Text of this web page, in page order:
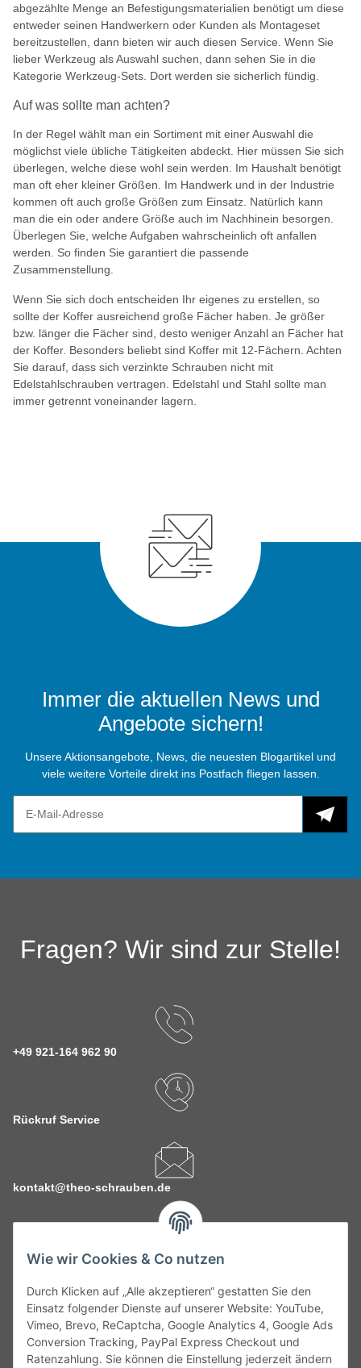
Wie wir Cookies & Co nutzen
Durch Klicken auf „Alle akzeptieren“ gestatten Sie den
Einsatz folgender Dienste auf unserer Website: YouTube,
Vimeo, Brevo, ReCaptcha, Google Analytics 4, Google Ads
Conversion Tracking, PayPal Express Checkout und
Ratenzahlung. Sie können die Einstellung jederzeit ändern
abgezählte Menge an Befestigungsmaterialien benötigt um diese
entweder seinen Handwerkern oder Kunden als Montageset
bereitzustellen, dann bieten wir auch diesen Service. Wenn Sie
lieber Werkzeug als Auswahl suchen, dann sehen Sie in die
Kategorie Werkzeug-Sets. Dort werden sie sicherlich fündig.
Auf was sollte man achten?
In der Regel wählt man ein Sortiment mit einer Auswahl die
möglichst viele übliche Tätigkeiten abdeckt. Hier müssen Sie sich
überlegen, welche diese wohl sein werden. Im Haushalt benötigt
man oft eher kleiner Größen. Im Handwerk und in der Industrie
kommen oft auch große Größen zum Einsatz. Natürlich kann
man die ein oder andere Größe auch im Nachhinein besorgen.
Überlegen Sie, welche Aufgaben wahrscheinlich oft anfallen
werden. So finden Sie garantiert die passende
Zusammenstellung.
Wenn Sie sich doch entscheiden Ihr eigenes zu erstellen, so
sollte der Koffer ausreichend große Fächer haben. Je größer
bzw. länger die Fächer sind, desto weniger Anzahl an Fächer hat
der Koffer. Besonders beliebt sind Koffer mit 12-Fächern. Achten
Sie darauf, dass sich verzinkte Schrauben nicht mit
Edelstahlschrauben vertragen. Edelstahl und Stahl sollte man
immer getrennt voneinander lagern.
Immer die aktuellen News und
Angebote sichern!
Unsere Aktionsangebote, News, die neuesten Blogartikel und
viele weitere Vorteile direkt ins Postfach fliegen lassen.
Fragen? Wir sind zur Stelle!
+49 921-164 962 90
Rückruf Service
kontakt@theo-schrauben.de
Service
Gesetzliche Informationen